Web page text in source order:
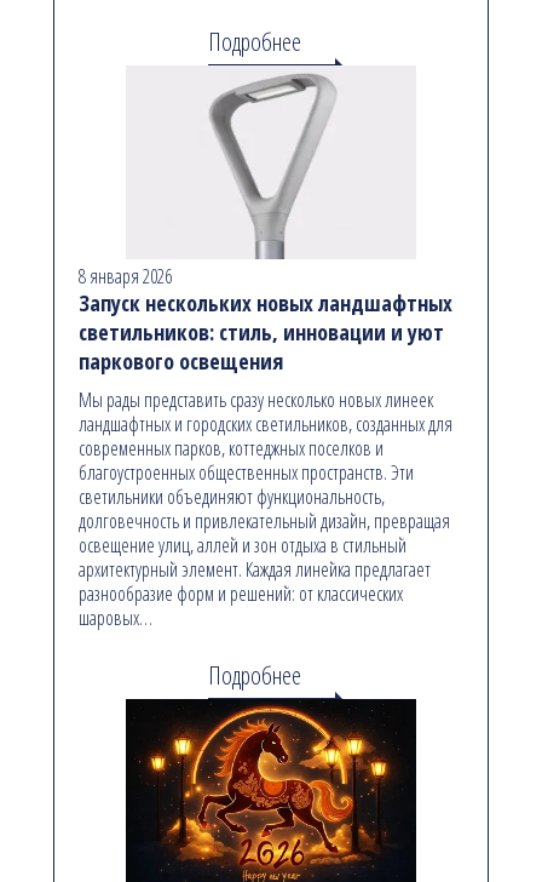
Подробнее
8 января 2026
Запуск нескольких новых ландшафтных
светильников: стиль, инновации и уют
паркового освещения
Мы рады представить сразу несколько новых линеек
ландшафтных и городских светильников, созданных для
современных парков, коттеджных поселков и
благоустроенных общественных пространств. Эти
светильники объединяют функциональность,
долговечность и привлекательный дизайн, превращая
освещение улиц, аллей и зон отдыха в стильный
архитектурный элемент. Каждая линейка предлагает
разнообразие форм и решений: от классических
шаровых…
Подробнее